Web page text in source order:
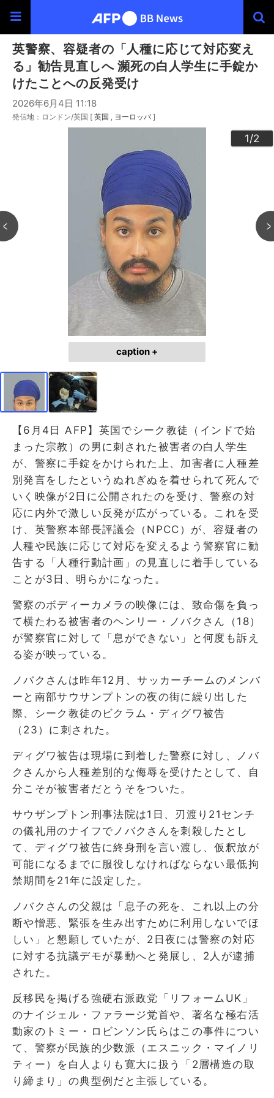
英警察、容疑者の「人種に応じて対応変え
る」勧告見直しへ 瀕死の白人学生に手錠か
けたことへの反発受け
2026年6月4日 11:18
発信地：ロンドン/英国 [ 英国 ヨーロッパ ]
1/2
2/2
caption +
【6月4日 AFP】英国でシーク教徒（インドで始
まった宗教）の男に刺された被害者の白人学生
が、警察に手錠をかけられた上、加害者に人種差
別発言をしたというぬれぎぬを着せられて死んで
いく映像が2日に公開されたのを受け、警察の対
応に内外で激しい反発が広がっている。これを受
け、英警察本部長評議会（NPCC）が、容疑者の
人種や民族に応じて対応を変えるよう警察官に勧
告する「人種行動計画」の見直しに着手している
ことが3日、明らかになった。
警察のボディーカメラの映像には、致命傷を負っ
て横たわる被害者のヘンリー・ノバクさん（18）
が警察官に対して「息ができない」と何度も訴え
る姿が映っている。
ノバクさんは昨年12月、サッカーチームのメンバ
ーと南部サウサンプトンの夜の街に繰り出した
際、シーク教徒のビクラム・ディグワ被告
（23）に刺された。
ディグワ被告は現場に到着した警察に対し、ノバ
クさんから人種差別的な侮辱を受けたとして、自
分こそが被害者だとうそをついた。
サウザンプトン刑事法院は1日、刃渡り21センチ
の儀礼用のナイフでノバクさんを刺殺したとし
て、ディグワ被告に終身刑を言い渡し、仮釈放が
可能になるまでに服役しなければならない最低拘
禁期間を21年に設定した。
ノバクさんの父親は「息子の死を、これ以上の分
断や憎悪、緊張を生み出すために利用しないでほ
しい」と懇願していたが、2日夜には警察の対応
に対する抗議デモが暴動へと発展し、2人が逮捕
された。
反移民を掲げる強硬右派政党「リフォームUK」
のナイジェル・ファラージ党首や、著名な極右活
動家のトミー・ロビンソン氏らはこの事件につい
て、警察が民族的少数派（エスニック・マイノリ
ティー）を白人よりも寛大に扱う「2層構造の取
り締まり」の典型例だと主張している。